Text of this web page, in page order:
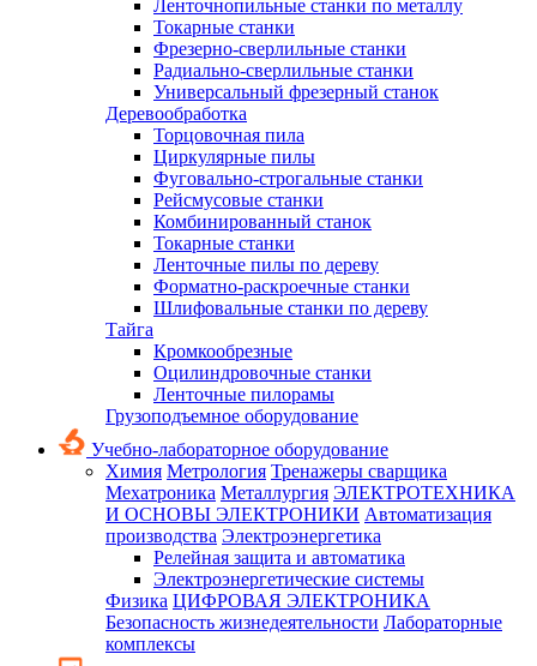
Ленточнопильные станки по металлу
Токарные станки
Фрезерно-сверлильные станки
Радиально-сверлильные станки
Универсальный фрезерный станок
Деревообработка
Торцовочная пила
Циркулярные пилы
Фуговально-строгальные станки
Рейсмусовые станки
Комбинированный станок
Токарные станки
Ленточные пилы по дереву
Форматно-раскроечные станки
Шлифовальные станки по дереву
Тайга
Кромкообрезные
Оцилиндровочные станки
Ленточные пилорамы
Грузоподъемное оборудование
Учебно-лабораторное оборудование
Химия Метрология Тренажеры сварщика
Мехатроника Металлургия ЭЛЕКТРОТЕХНИКА
И ОСНОВЫ ЭЛЕКТРОНИКИ Автоматизация
производства Электроэнергетика
Релейная защита и автоматика
Электроэнергетические системы
Физика ЦИФРОВАЯ ЭЛЕКТРОНИКА
Безопасность жизнедеятельности Лабораторные
комплексы